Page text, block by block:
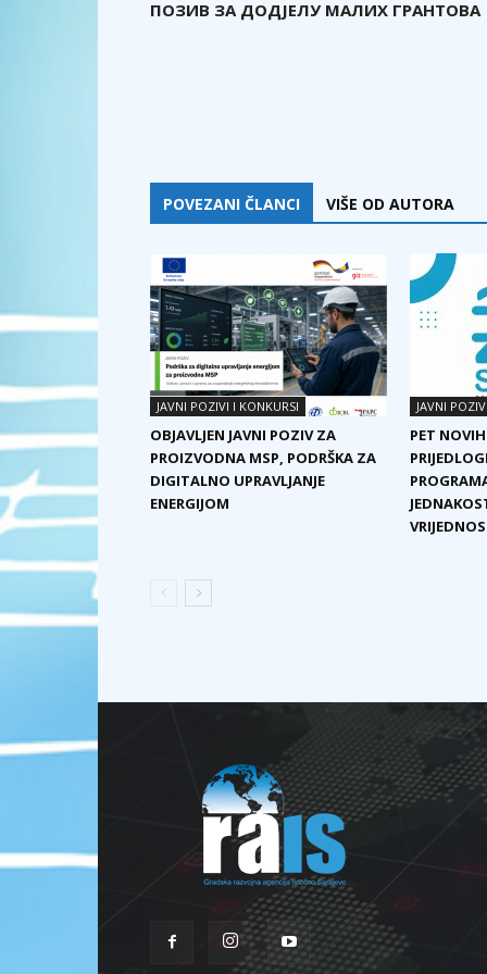
ПОЗИВ ЗА ДОДЈЕЛУ МАЛИХ ГРАНТОВА
POVEZANI ČLANCI VIŠE OD AUTORA
JAVNI POZIVI I KONKURSI
OBJAVLJEN JAVNI POZIV ZA
PROIZVODNA MSP, PODRŠKA ZA
DIGITALNO UPRAVLJANJE
ENERGIJOM
JAVNI
PET